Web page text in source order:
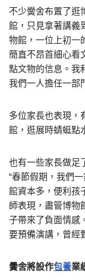
不少黌舍布置了逛
館，只見拿著講義
物館，一位上初一
簡直不昂首細心看
點文物的信息。我
我們一人擔任一部
多位家長也表現，
館，逛展時蜻蜓點
也有一些家長做足
“春節假期，我們
館資本多，便利孩
師表現，盡管博物
子帶來了負面情感
要預備演講，曾經
黌舍將設作包養業